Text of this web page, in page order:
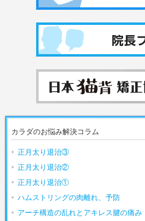
カラダのお悩み解決コラム
正月太り退治③
正月太り退治②
正月太り退治①
ハムストリングの肉離れ、予防
アーチ構造の乱れとアキレス腱の痛み